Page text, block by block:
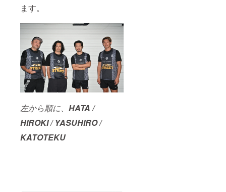
ます。
左から順に、 HATA /
HIROKI / YASUHIRO /
KATOTEKU